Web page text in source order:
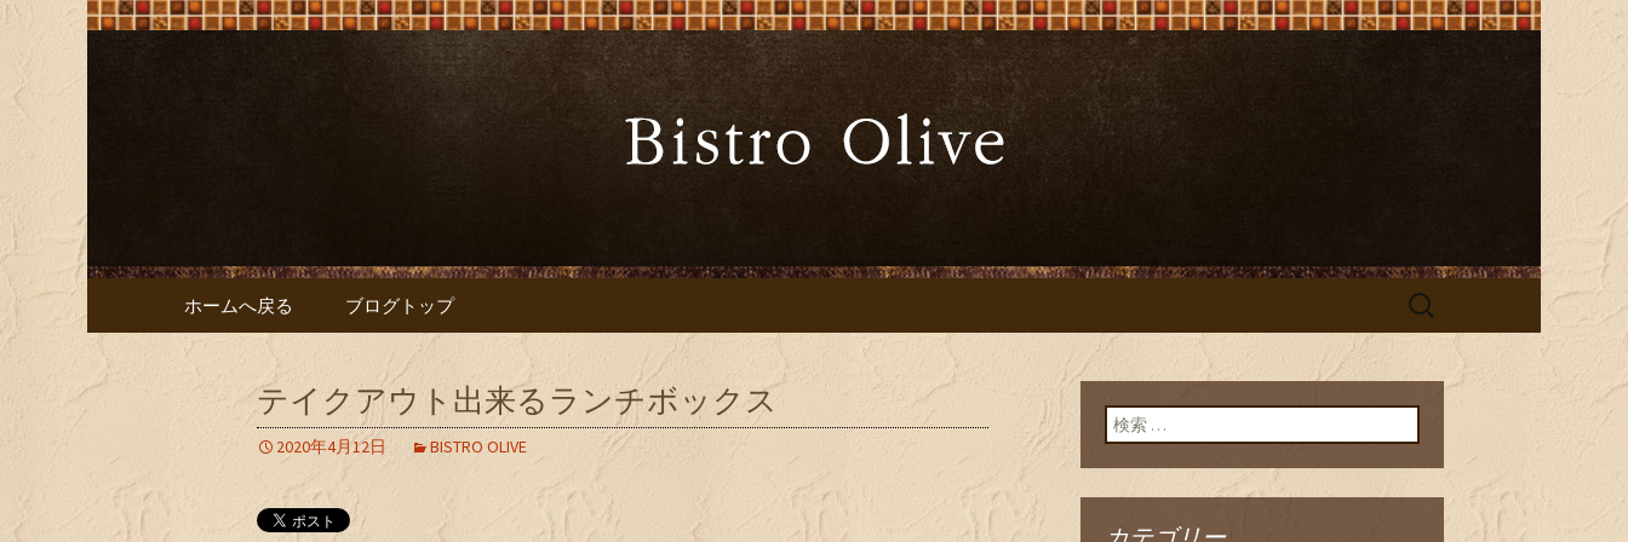
大阪難波の「Bistro Olive（ビストロ オ
大阪難波の「ビストロオリーブ」でワインと炭火焼料理を
コンテンツへ移動
ホームへ戻る ブログトップ
検
テイクアウト出来るランチボックス
2020年4月12日 BISTRO OLIVE
検索: